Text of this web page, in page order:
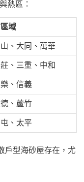
熱區：
域
、大同、萬華
、三重、中和
、信義
、蘆竹
、太平
戶型海砂屋存在，尤